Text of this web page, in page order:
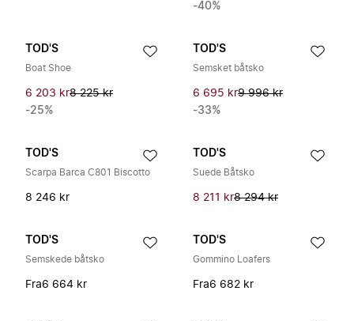
-40%
TOD'S
Boat Shoe
6 203 kr8 225 kr
-25%
TOD'S
Semsket båtsko
6 695 kr9 996 kr
-33%
TOD'S
Scarpa Barca C801 Biscotto
8 246 kr
TOD'S
Suede Båtsko
8 211 kr8 294 kr
TOD'S
Semskede båtsko
Fra6 664 kr
TOD'S
Gommino Loafers
Fra6 682 kr